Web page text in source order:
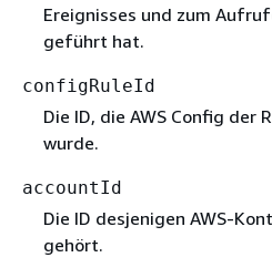
Ereignisses und zum
geführt hat.
configRuleId
Die ID, die AWS Config der
wurde.
accountId
Die ID desjenigen AWS-
gehört.